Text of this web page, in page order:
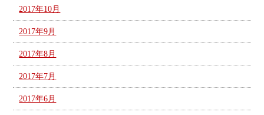
2017年10月
2017年9月
2017年8月
2017年7月
2017年6月